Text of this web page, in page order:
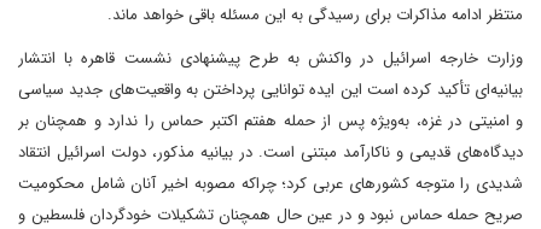
منتظر ادامه مذاکرات برای رسیدگی به این مسئله باقی خواهد ماند.
وزارت خارجه اسرائیل در واکنش به طرح پیشنهادی نشست قاهره با انتشار
بیانیه‌ای تأکید کرده است‌ این ایده توانایی پرداختن به واقعیت‌های جدید سیاسی
و امنیتی در غزه، به‌ویژه پس از حمله هفتم اکتبر حماس را ندارد و همچنان بر
دیدگاه‌های قدیمی و ناکارآمد مبتنی است. در بیانیه مذکور، دولت اسرائیل انتقاد
شدیدی را متوجه کشورهای عربی کرد؛ چراکه مصوبه اخیر آنان شامل محکومیت
صریح حمله حماس نبود و در عین حال همچنان تشکیلات خودگردان فلسطین و